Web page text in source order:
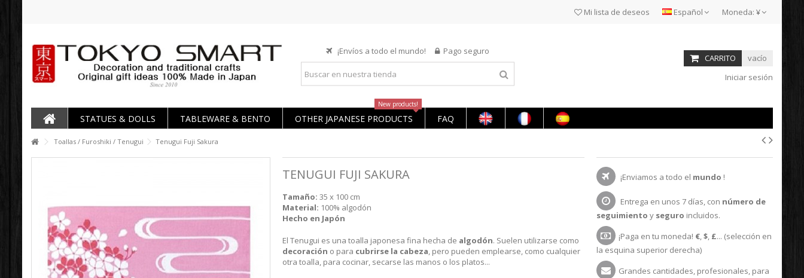
Moneda: ¥
Español
Mi lista de deseos
¡Envíos a todo el mundo! Pago seguro
CARRITO
vacío
Iniciar sesión
STATUES & DOLLS TABLEWARE & BENTO OTHER JAPANESE PRODUCTS
New products!
FAQ
Toallas / Furoshiki / Tenugui Tenugui Fuji Sakura
TENUGUI FUJI SAKURA
Tamaño: 35 x 100 cm
Material: 100% algodón
Hecho en Japón
El Tenugui es una toalla japonesa fina hecha de algodón. Suelen utilizarse como
decoración o para cubrirse la cabeza, pero pueden emplearse, como cualquier
otra toalla, para cocinar, secarse las manos o los platos...
¡Enviamos a todo el mundo !
Entrega en unos 7 días, con número de
seguimiento y seguro incluidos.
¡Paga en tu moneda! €,$, £... (selección en
la esquina superior derecha)
Grandes cantidades, profesionales, para